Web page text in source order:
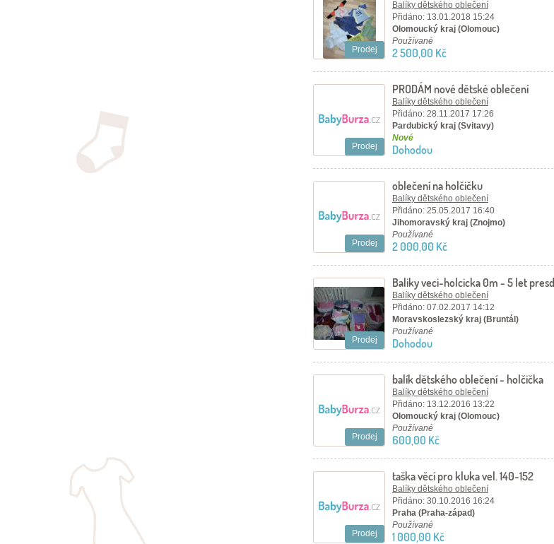
Prodej
Balíky dětského oblečení
Přidáno: 13.01.2018 15:24
Olomoucký kraj (Olomouc)
Používané
2 500,00 Kč
Prodej
PRODÁM nové dětské oblečení
velikost 110 -164
Balíky dětského oblečení
Přidáno: 28.11.2017 17:26
Pardubický kraj (Svitavy)
Nové
Dohodou
Prodej
oblečení na holčičku
Balíky dětského oblečení
Přidáno: 25.05.2017 16:40
Jihomoravský kraj (Znojmo)
Používané
2 000,00 Kč
Prodej
Baliky veci-holcicka 0m - 5 let presd
250ks
Balíky dětského oblečení
Přidáno: 07.02.2017 14:12
Moravskoslezský kraj (Bruntál)
Používané
Dohodou
Prodej
balík dětského oblečení - holčička
Balíky dětského oblečení
Přidáno: 13.12.2016 13:22
Olomoucký kraj (Olomouc)
Používané
600,00 Kč
Prodej
taška věcí pro kluka vel. 140-152
Balíky dětského oblečení
Přidáno: 30.10.2016 16:24
Praha (Praha-západ)
Používané
1 000,00 Kč